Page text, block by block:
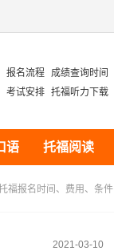
报名流程
考试安排
成绩查询时间
托福听力下载
测
语 托福阅读
福报名时间、费用、条件
2021-03-10